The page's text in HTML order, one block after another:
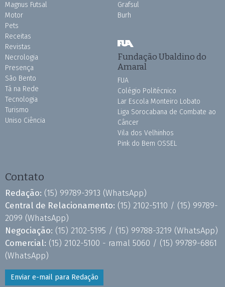
Magnus Futsal
Motor
Pets
Receitas
Revistas
Necrologia
Presença
São Bento
Tá na Rede
Tecnologia
Turismo
Uniso Ciência
Grafsul
Burh
Fundação Ubaldino do
Amaral
FUA
Colégio Politécnico
Lar Escola Monteiro Lobato
Liga Sorocabana de Combate ao
Câncer
Vila dos Velhinhos
Pink do Bem OSSEL
Contato
Redação: (15) 99789-3913 (WhatsApp)
Central de Relacionamento: (15) 2102-5110 / (15) 99789-
2099 (WhatsApp)
Negociação: (15) 2102-5195 / (15) 99788-3219 (WhatsApp)
Comercial: (15) 2102-5100 - ramal 5060 / (15) 99789-6861
(WhatsApp)
Enviar e-mail para Redação